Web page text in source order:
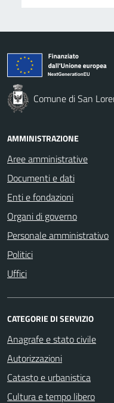
Comune di San
AMMINISTRAZIONE
Aree amministrative
Documenti e dati
Enti e fondazioni
Organi di governo
Personale amministrativo
Politici
Uffici
CATEGORIE DI SERVIZIO
Anagrafe e stato civile
Autorizzazioni
Catasto e urbanistica
Cultura e tempo libero